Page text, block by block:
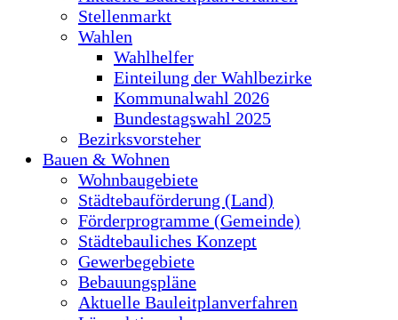
Stellenmarkt
Wahlen
Wahlhelfer
Einteilung der Wahlbezirke
Kommunalwahl 2026
Bundestagswahl 2025
Bezirksvorsteher
Bauen & Wohnen
Wohnbaugebiete
Städtebauförderung (Land)
Förderprogramme (Gemeinde)
Städtebauliches Konzept
Gewerbegebiete
Bebauungspläne
Aktuelle Bauleitplanverfahren